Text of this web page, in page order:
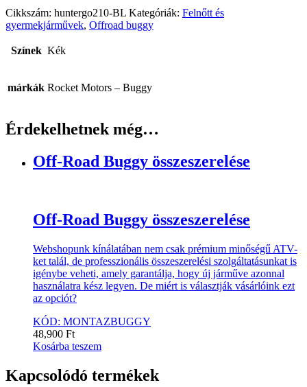
Cikkszám: huntergo210-BL Kategóriák: Felnőtt és
gyermekjárművek, Offroad buggy
Színek Kék
márkák Rocket Motors – Buggy
Érdekelhetnek még…
Off-Road Buggy összeszerelése
Off-Road Buggy összeszerelése
Webshopunk kínálatában nem csak prémium minőségű ATV-
ket talál, de professzionális összeszerelési szolgáltatásunkat is
igénybe veheti, amely garantálja, hogy új járműve azonnal
használatra kész legyen. De miért is választják vásárlóink ezt
az opciót?
KÓD: MONTAZBUGGY
48,900 Ft
Kosárba teszem
Kapcsolódó termékek